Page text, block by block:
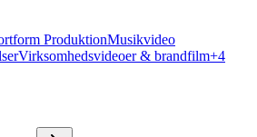
ProduktionMusikvideo
Virksomhedsvideoer & brandfilm+4